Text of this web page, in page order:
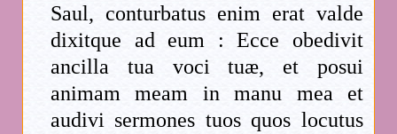
Saul, conturbatus enim erat valde
dixitque ad eum : Ecce obedivit
ancilla tua voci tuæ, et posui
animam meam in manu mea et
audivi sermones tuos quos locutus